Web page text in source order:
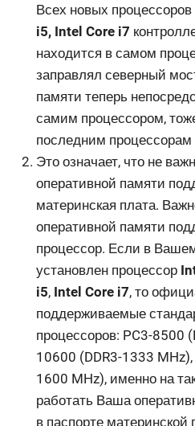
Всех новых процессоров
i5, Intel Core i7
находится в самом
заправлял северный
памяти теперь
самим процессором,
последним процессорам
Это означает, что не
оперативной памяти
материнская плата.
оперативной памяти
процессор. Если в
установлен процессор
i5, Intel Core i7, то
поддерживаемые
процессоров: PC3-8500
10600 (DDR3-1333
1600 MHz), именно на
работать Ваша
в паспорте материнской